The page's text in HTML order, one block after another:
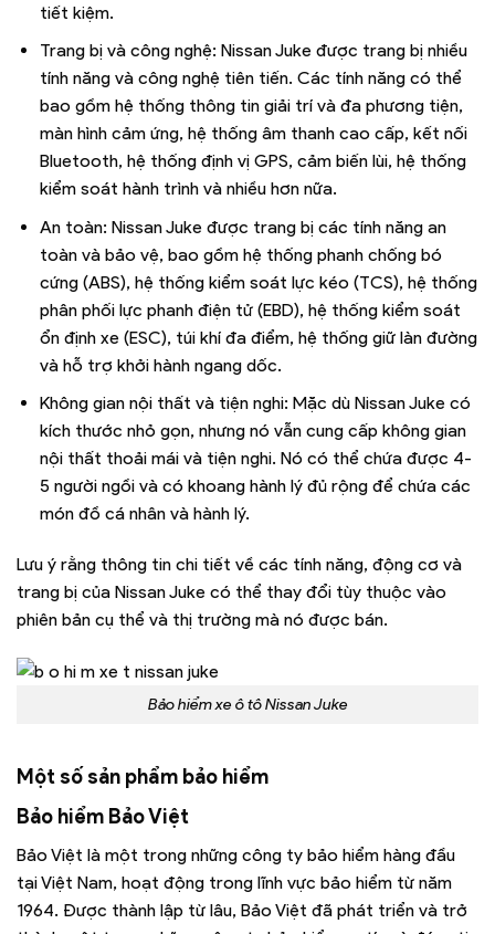
tiết kiệm.
Trang bị và công nghệ: Nissan Juke được trang bị nhiều
tính năng và công nghệ tiên tiến. Các tính năng có thể
bao gồm hệ thống thông tin giải trí và đa phương tiện,
màn hình cảm ứng, hệ thống âm thanh cao cấp, kết nối
Bluetooth, hệ thống định vị GPS, cảm biến lùi, hệ thống
kiểm soát hành trình và nhiều hơn nữa.
An toàn: Nissan Juke được trang bị các tính năng an
toàn và bảo vệ, bao gồm hệ thống phanh chống bó
cứng (ABS), hệ thống kiểm soát lực kéo (TCS), hệ thống
phân phối lực phanh điện tử (EBD), hệ thống kiểm soát
ổn định xe (ESC), túi khí đa điểm, hệ thống giữ làn đường
và hỗ trợ khởi hành ngang dốc.
Không gian nội thất và tiện nghi: Mặc dù Nissan Juke có
kích thước nhỏ gọn, nhưng nó vẫn cung cấp không gian
nội thất thoải mái và tiện nghi. Nó có thể chứa được 4-
5 người ngồi và có khoang hành lý đủ rộng để chứa các
món đồ cá nhân và hành lý.
Lưu ý rằng thông tin chi tiết về các tính năng, động cơ và
trang bị của Nissan Juke có thể thay đổi tùy thuộc vào
phiên bản cụ thể và thị trường mà nó được bán.
Bảo hiểm xe ô tô Nissan Juke
Một số sản phẩm bảo hiểm
Bảo hiểm Bảo Việt
Bảo Việt là một trong những công ty bảo hiểm hàng đầu
tại Việt Nam, hoạt động trong lĩnh vực bảo hiểm từ năm
1964. Được thành lập từ lâu, Bảo Việt đã phát triển và trở